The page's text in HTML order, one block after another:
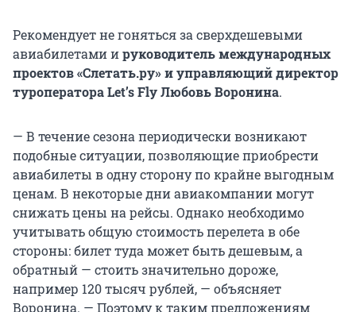
Рекомендует не гоняться за сверхдешевыми
авиабилетами ируководитель международных
проектов «Слетать.ру» и управляющий директор
туроператора Let’s Fly Любовь Воронина.
— В течение сезона периодически возникают
подобные ситуации, позволяющие приобрести
авиабилеты в одну сторону по крайне выгодным
ценам. В некоторые дни авиакомпании могут
снижать цены на рейсы. Однако необходимо
учитывать общую стоимость перелета в обе
стороны: билет туда может быть дешевым, а
обратный — стоить значительно дороже,
например 120 тысяч рублей, — объясняет
Воронина. — Поэтому к таким предложениям